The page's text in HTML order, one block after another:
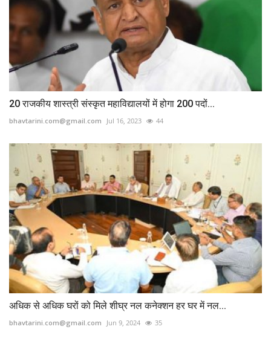
20 राजकीय शास्त्री संस्कृत महाविद्यालयों में होगा 200 पदों...
bhavtarini.com@gmail.com Jul 16, 2023 44
अधिक से अधिक घरों को मिले शीघ्र नल कनेक्शन हर घर में नल...
bhavtarini.com@gmail.com Jun 9, 2024 35